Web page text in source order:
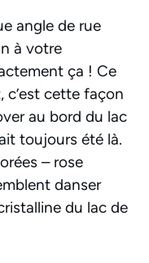
angle de rue
à votre
ça ! Ce
c’est cette façon
au bord du lac
toujours été là.
– rose
danser
du lac de